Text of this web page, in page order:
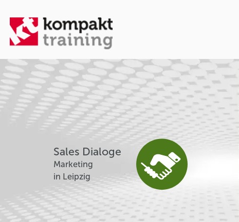
Sales Dialoge
Marketing
in Leipzig